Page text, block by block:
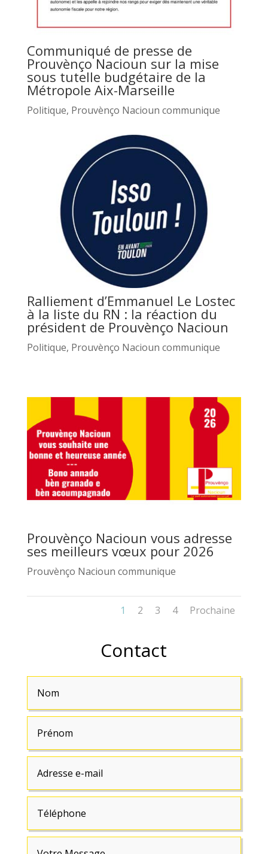
Communiqué de presse de
Prouvènço Nacioun sur la mise
sous tutelle budgétaire de la
Métropole Aix-Marseille
Politique, Prouvènço Nacioun communique
Ralliement d’Emmanuel Le Lostec
à la liste du RN : la réaction du
président de Prouvènço Nacioun
Politique, Prouvènço Nacioun communique
Prouvènço Nacioun vous adresse
ses meilleurs vœux pour 2026
Prouvènço Nacioun communique
1 2 3 4 Prochaine
Contact